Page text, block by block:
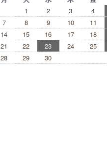
1
2 3
4
7 8 9 10
11
14 15 16 17
18
21 22 23 24
25
28 29 30